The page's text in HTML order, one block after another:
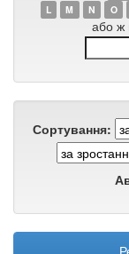
L
M N O
або ж
Сортування: